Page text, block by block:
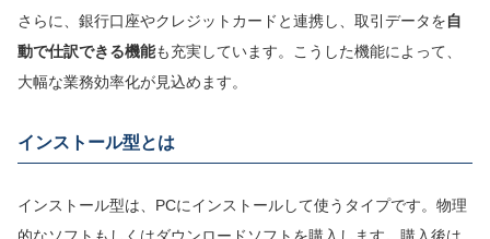
さらに、銀行口座やクレジットカードと連携し、取引データを自
動で仕訳できる機能も充実しています。こうした機能によって、
大幅な業務効率化が見込めます。
インストール型とは
インストール型は、PCにインストールして使うタイプです。物理
的なソフトもしくはダウンロードソフトを購入します。購入後は